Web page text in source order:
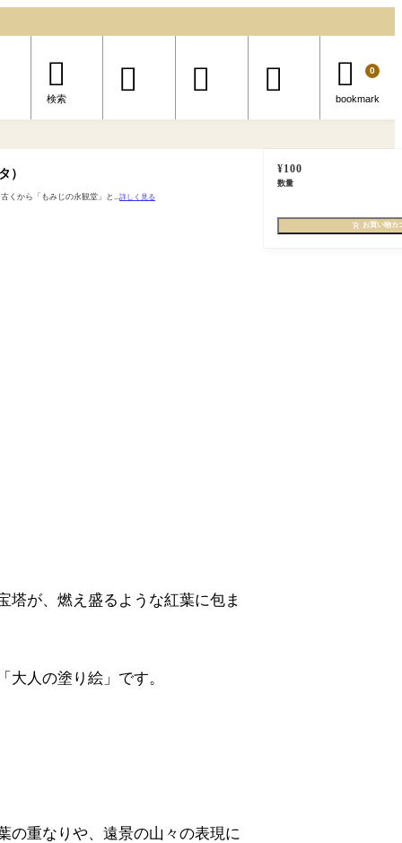

検索
    0
bookmark
）
くから「もみじの永観堂」と... 詳しく見る
¥100
数量
お買い物カ
塔が、燃え盛るような紅葉に包ま
人の塗り絵」です。
の重なりや、遠景の山々の表現に